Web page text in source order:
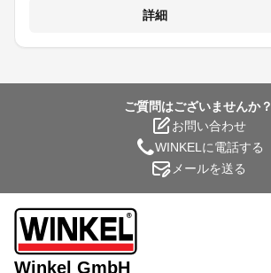
います。ま た、修理が必要 な機器の修理に
らゆ る機械加工に適 しています。
詳細
ご質問はございませんか？
お問い合わせ
WINKELに電話する
メールを送る
Winkel GmbH